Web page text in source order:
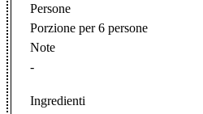
Persone
Porzione per 6 persone
Note
-
Ingredienti